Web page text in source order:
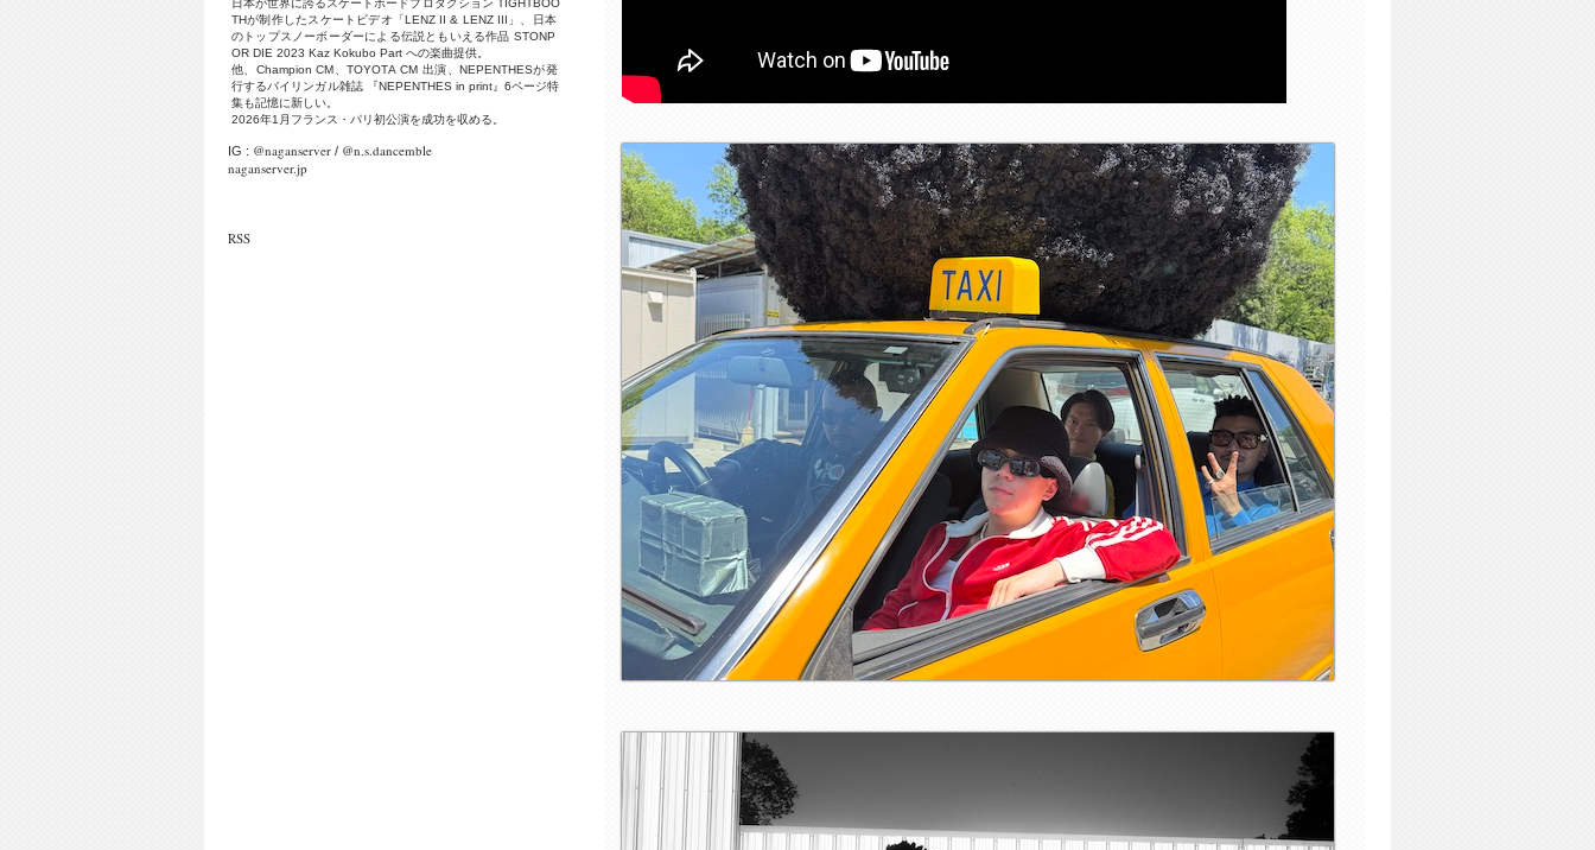
日本が世界に誇るスケー ト ボー ドプロ ダク シ ョ ン TIGHTBOO
THが制 作したス ケー ト ビデオ 「LENZ II & L ENZ III 」 日本
の ト ッ プス ノ ーボ ーダーに よ る伝説 と もいえ る作品 STONP
OR DIE 2023 Kaz Kokubo Part への楽曲提供
他
Champion CM TOYOTA CM 出演 NEPENTHESが発
行するバイ リ ンガル雑誌 『NEPENTHES in print』6ページ特
集も記憶に新し い
2026年1 月 フランス ・ パリ初公演を成功を収める
IG : @naganserver / @n.s.dancemble
naganserver.jp
RSS